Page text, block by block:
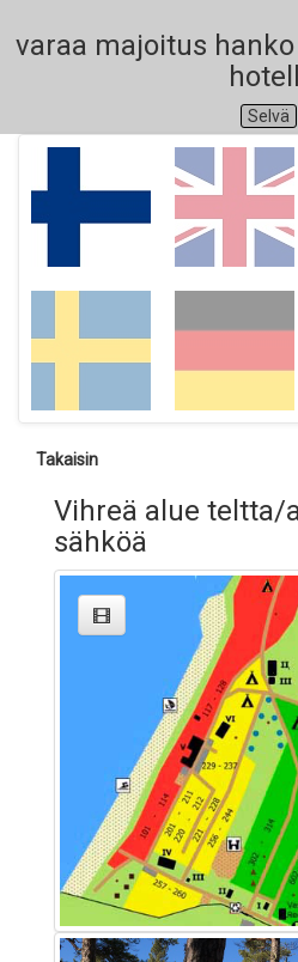
varaa majoitus
Selvä
Takaisin
Vihreä alue teltta/
sähköä